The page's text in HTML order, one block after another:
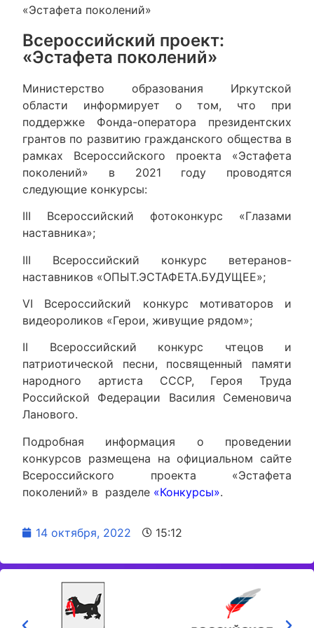
«Эстафета поколений»
Всероссийский проект:
«Эстафета поколений»
Министерство образования Иркутской
области информирует о том, что при
поддержке Фонда-оператора президентских
грантов по развитию гражданского общества в
рамках Всероссийского проекта «Эстафета
поколений» в 2021 году проводятся
следующие конкурсы:
III Всероссийский фотоконкурс «Глазами
наставника»;
III Всероссийский конкурс ветеранов-
наставников «ОПЫТ.ЭСТАФЕТА.БУДУЩЕЕ»;
VI Всероссийский конкурс мотиваторов и
видеороликов «Герои, живущие рядом»;
II Всероссийский конкурс чтецов и
патриотической песни, посвященный памяти
народного артиста СССР, Героя Труда
Российской Федерации Василия Семеновича
Ланового.
Подробная информация о проведении
конкурсов размещена на официальном сайте
Всероссийского проекта «Эстафета
поколений» в разделе «Конкурсы».
14 октября, 2022 15:12